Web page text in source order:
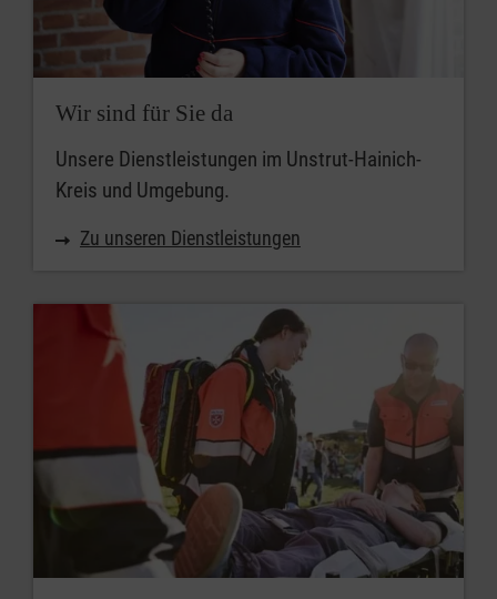
Wir sind für Sie da
Unsere Dienstleistungen im Unstrut-Hainich-
Kreis und Umgebung.
Zu unseren Dienstleistungen